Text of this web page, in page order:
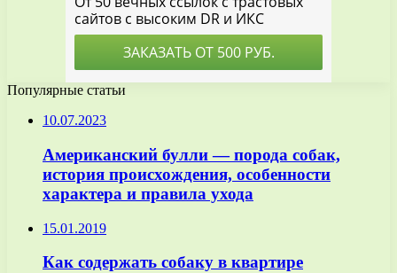
Популярные статьи
10.07.2023
Американский булли — порода собак,
история происхождения, особенности
характера и правила ухода
15.01.2019
Как содержать собаку в квартире